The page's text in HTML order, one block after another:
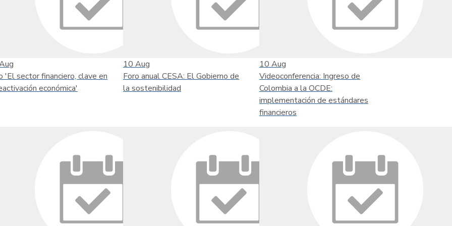
'El sector financiero, clave en
económica'
10 Aug
Foro anual CESA: El Gobierno de
la sostenibilidad
10 Aug
Videoconferencia: Ingreso de
Colombia a la OCDE:
implementación de estándares
financieros